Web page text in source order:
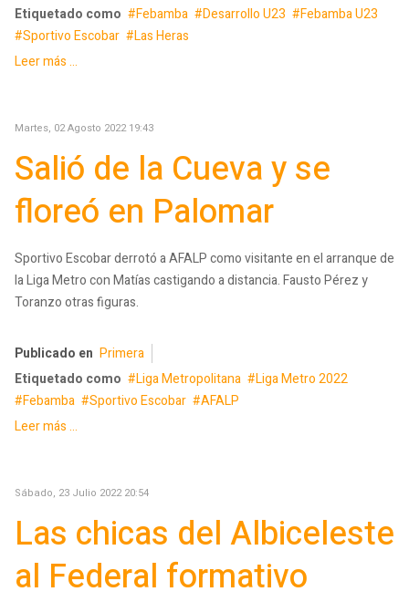
Etiquetado como
Febamba Desarrollo U23
Febamba U23
Sportivo Escobar
Las Heras
Leer más ...
Martes, 02 Agosto 2022 19:43
Salió de la Cueva y se
floreó en Palomar
Sportivo Escobar derrotó a AFALP como visitante en el arranque de
la Liga Metro con Matías castigando a distancia. Fausto Pérez y
Toranzo otras figuras.
Publicado en Primera
Etiquetado como
Liga Metropolitana
Liga Metro 2022
Febamba
Sportivo Escobar
AFALP
Leer más ...
Sábado, 23 Julio 2022 20:54
Las chicas del Albiceleste
al Federal formativo